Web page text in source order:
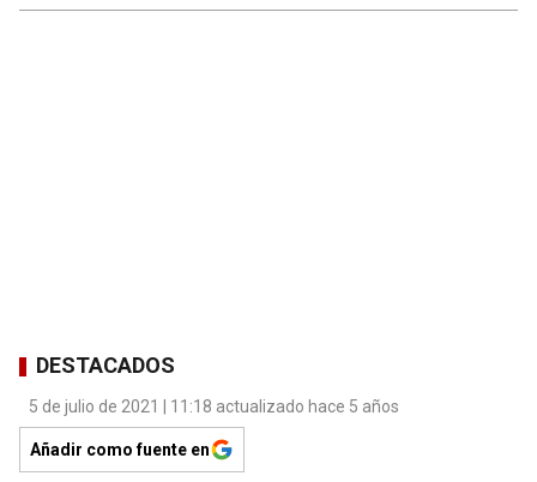
DESTACADOS
5 de julio de 2021 | 11:18 actualizado hace 5 años
Añadir como fuente en